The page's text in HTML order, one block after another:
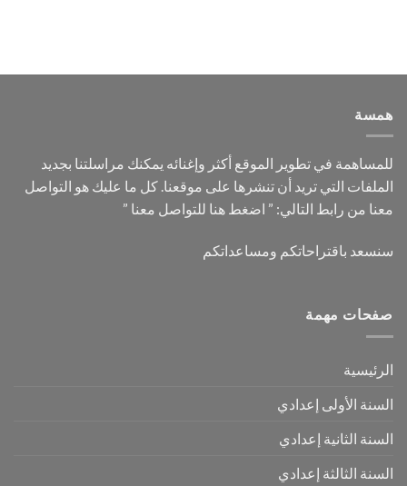
همسة
للمساهمة في تطوير الموقع أكثر وإغنائه يمكنك مراسلتنا بجديد
الملفات التي تريد أن تنشرها على موقعنا. كل ما عليك هو التواصل
معنا من رابط التالي: ” اضغط هنا للتواصل معنا ”
سنسعد باقتراحاتكم ومساعداتكم
صفحات مهمة
الرئيسية
السنة الأولى إعدادي
السنة الثانية إعدادي
السنة الثالثة إعدادي